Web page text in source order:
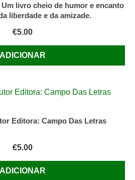
livro cheio de humor e encanto
liberdade e da amizade.
€5.00
ADICIONAR
Editora: Campo Das Letras
€5.00
ADICIONAR